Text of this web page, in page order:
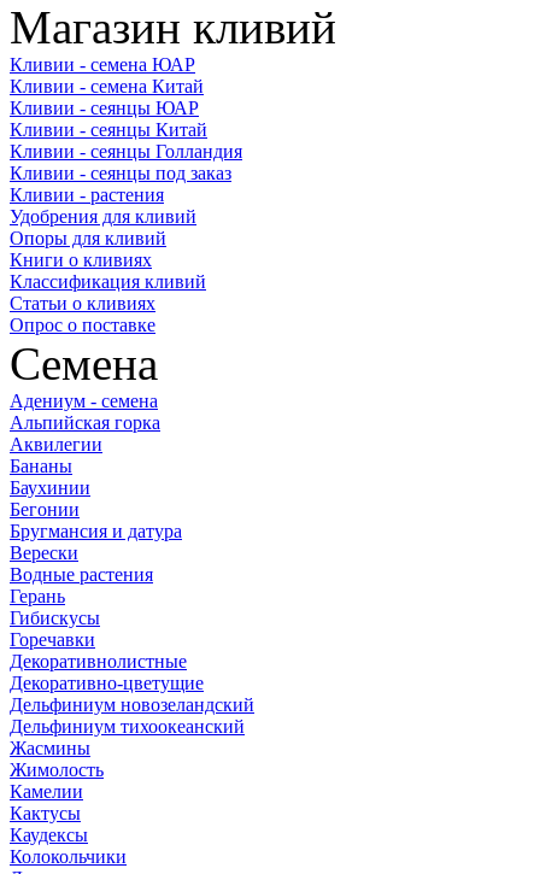
Магазин кливий
Кливии - семена ЮАР
Кливии - семена Китай
Кливии - сеянцы ЮАР
Кливии - сеянцы Китай
Кливии - сеянцы Голландия
Кливии - сеянцы под заказ
Кливии - растения
Удобрения для кливий
Опоры для кливий
Книги о кливиях
Классификация кливий
Статьи о кливиях
Опрос о поставке
Семена
Адениум - семена
Альпийская горка
Аквилегии
Бананы
Баухинии
Бегонии
Бругмансия и датура
Верески
Водные растения
Герань
Гибискусы
Горечавки
Декоративнолистные
Декоративно-цветущие
Дельфиниум новозеландский
Дельфиниум тихоокеанский
Жасмины
Жимолость
Камелии
Кактусы
Каудексы
Колокольчики